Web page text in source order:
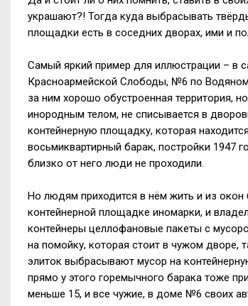
украшают?! Тогда куда выбрасывать
площадки есть в соседних дворах, ими и
Самый яркий пример для иллюстрации – в
Красноармейской Слободы, №6 по
за ним хорошо обустроенная территория,
инородным телом, не списывается в
контейнерную площадку, которая
восьмиквартирный барак, постройки 1947
близко от него люди не проходили.
Но людям приходится в нём жить и из
контейнерной площадке иномарки, и
контейнеры целлофановые пакеты с
на помойку, которая стоит в чужом дворе,
элиток выбрасывают мусор на
прямо у этого горемычного барака тоже
меньше 15, и все чужие, в доме №6 своих